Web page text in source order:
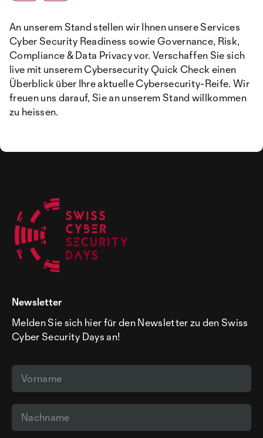
An unserem Stand stellen wir Ihnen unsere Services
Cyber Security Readiness sowie Governance, Risk,
Compliance & Data Privacy vor. Verschaffen Sie sich
live mit unserem Cybersecurity Quick Check einen
Überblick über Ihre aktuelle Cybersecurity-Reife. Wir
freuen uns darauf, Sie an unserem Stand willkommen
zu heissen.
Newsletter
Melden Sie sich hier für den Newsletter zu den Swiss
Cyber Security Days an!